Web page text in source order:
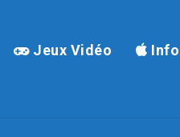
Jeux Vidéo